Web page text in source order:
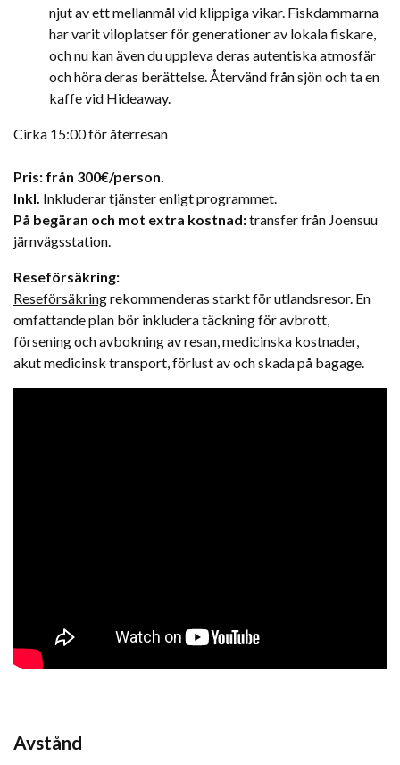
njut av ett mellanmål vid klippiga vikar. Fiskdammarna
har varit viloplatser för generationer av lokala fiskare,
och nu kan även du uppleva deras autentiska atmosfär
och höra deras berättelse. Återvänd från sjön och ta en
kaffe vid Hideaway.
Cirka 15:00 för återresan
Pris: från 300€/person.
Inkl. Inkluderar tjänster enligt programmet.
På begäran och mot extra kostnad:transfer från Joensuu
järnvägsstation.
Reseförsäkring:
Reseförsäkringrekommenderas starkt för utlandsresor. En
omfattande plan bör inkludera täckning för avbrott,
försening och avbokning av resan, medicinska kostnader,
akut medicinsk transport, förlust av och skada på bagage.
Avstånd